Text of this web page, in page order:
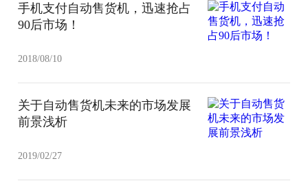
手机支付自动售货机，迅速抢占
90后市场！
2018/08/10
关于自动售货机未来的市场发展
前景浅析
2019/02/27